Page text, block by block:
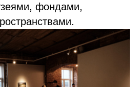
фондами,